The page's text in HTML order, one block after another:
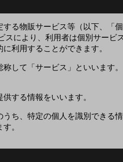
る物販サービス等（以下、「
により、利用者は個別サービ
利用することができます。
して「サービス」といいます
する情報をいいます。
ち、特定の個人を識別できる
。